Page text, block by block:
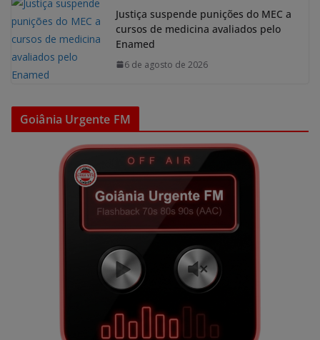
Justiça suspende punições do MEC a
cursos de medicina avaliados pelo
Enamed
6 de agosto de 2026
Goiânia Urgente FM